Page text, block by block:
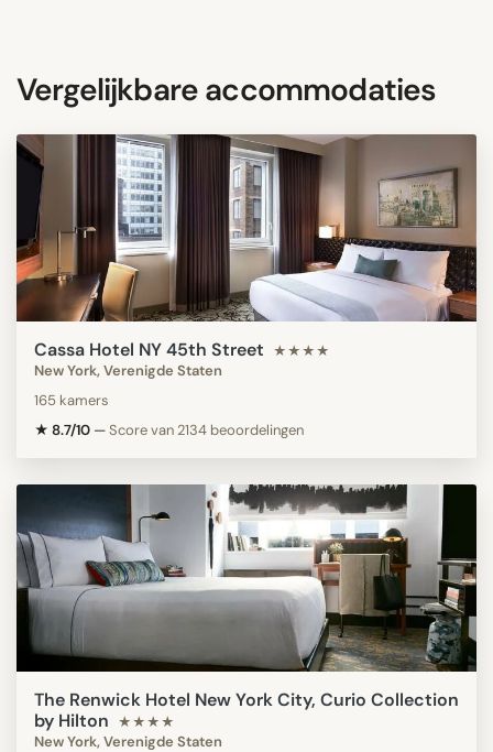
Vergelijkbare accommodaties
Cassa Hotel NY 45th Street ★★★★
New York, Verenigde Staten
165 kamers
★ 8.7/10 —Score van 2134 beoordelingen
The Renwick Hotel New York City, Curio Collection
by Hilton
★★★★
New York, Verenigde Staten